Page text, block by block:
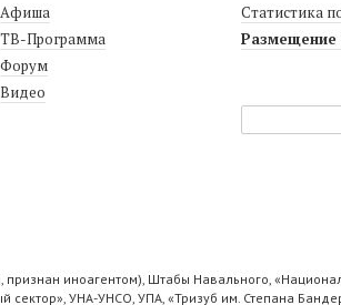
Афиша
ТВ-Программа
Форум
Видео
Статистика
Размещение
иноагентом), Штабы Навального,
УНА-УНСО, УПА, «Тризуб им. Степана